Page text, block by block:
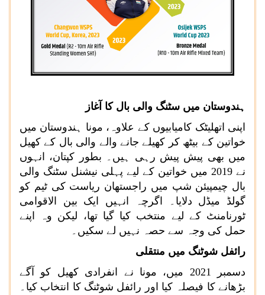
ہندوستان میں سٹنگ والی بال کا آغاز
اپنی اتھلیٹک کامیابیوں کے علاوہ، مونا ہندوستان میں
خواتین کے بیٹھ کر کھیلے جانے والے والی بال کے کھیل
میں بھی پیش پیش رہی ہیں۔ بطور کپتان، انہوں
نے 2019 میں خواتین کے لیے پہلی نیشنل سٹنگ والی
بال چیمپیئن شپ میں راجستھان ریاست کی ٹیم کو
گولڈ میڈل دلایا۔ اگرچہ انہیں ایک بین الاقوامی
ٹورنامنٹ کے لیے منتخب کیا گیا تھا، لیکن وہ اپنے
حمل کی وجہ سے حصہ نہیں لے سکیں۔
رائفل شوٹنگ میں منتقلی
دسمبر 2021 میں، مونا نے انفرادی کھیل کو آگے
بڑھانے کا فیصلہ کیا اور رائفل شوٹنگ کا انتخاب کیا۔